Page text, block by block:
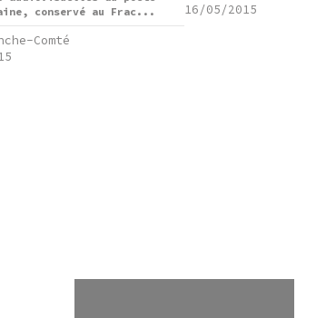
conservé au Frac...
Comté
16/05/2015